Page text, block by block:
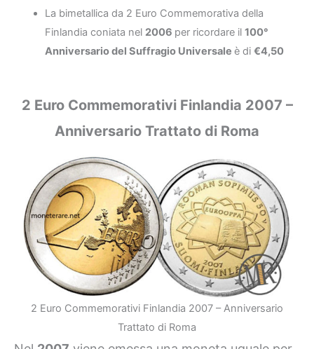
La bimetallica da 2 Euro Commemorativa della
Finlandia coniata nel 2006 per ricordare il 100°
Anniversario del Suffragio Universale è di €4,50
2 Euro Commemorativi Finlandia 2007 –
Anniversario Trattato di Roma
2 Euro Commemorativi Finlandia 2007 – Anniversario
Trattato di Roma